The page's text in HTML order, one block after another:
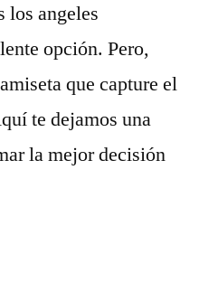
los angeles
opción. Pero,
que capture el
te dejamos una
la mejor decisión